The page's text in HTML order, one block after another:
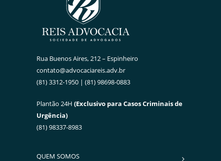
Rua Buenos Aires, 212 – Espinheiro
contato@advocaciareis.adv.br
(81) 3312-1950 | (81) 98698-0883
Plantão 24H (Exclusivo para Casos Criminais de
Urgência)
(81) 98337-8983
QUEM SOMOS